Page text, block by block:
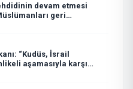
devam etmesi
geri
“Kudüs, İsrail
aşamasıyla karşı